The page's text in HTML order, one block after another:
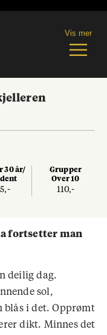
Vis mer
30 år/
Grupper
Over 10
110,-
fortsetter man
deilig dag.
sol,
blås i det. Opprømt
dikt. Minnes det